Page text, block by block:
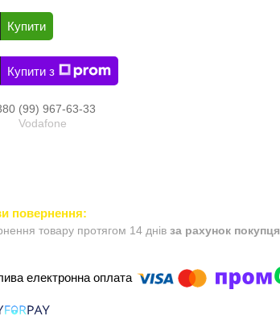
Купити
Купити з
(99) 967-63-33
Vodafone
товару протягом 14 днів за рахунок покупця